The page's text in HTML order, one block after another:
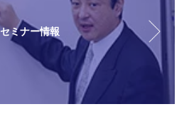
セミナー情報